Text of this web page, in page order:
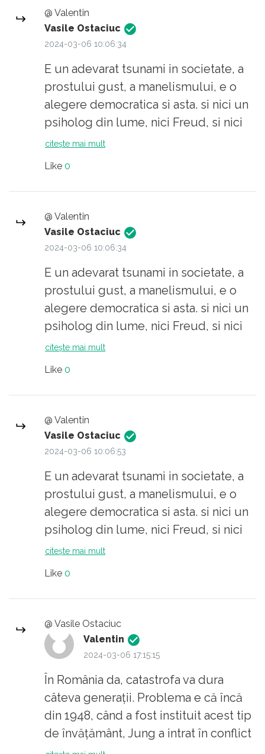
Sa citez o expresie la moda ,,Nici un
geniu nu poate convinge un prost ca
e prost.,, Nu generalizez, e vorba doar
de 80% dintre ei.
@ Valentin
Vasile Ostaciuc
2024-03-06 10:06:34
E un adevarat tsunami in societate, a
prostului gust, a manelismului, e o
alegere democratica si asta. si nici un
psiholog din lume, nici Freud, si nici
Jung, nu poate opri fenomenul. Elevii,
un fel de efort, in special intelectual.
Sa citez o expresie la moda ,,Nici un
geniu nu poate convinge un prost ca
e prost.,, Nu generalizez, e vorba doar
de 80% dintre ei.
citește mai mult
Like 0
@ Valentin
Vasile Ostaciuc
2024-03-06 10:06:34
E un adevarat tsunami in societate, a
prostului gust, a manelismului, e o
alegere democratica si asta. si nici un
psiholog din lume, nici Freud, si nici
Jung, nu poate opri fenomenul. Elevii,
un fel de efort, in special intelectual.
Sa citez o expresie la moda ,,Nici un
geniu nu poate convinge un prost ca
e prost.,, Nu generalizez, e vorba doar
de 80% dintre ei.
citește mai mult
Like 0
@ Valentin
Vasile Ostaciuc
2024-03-06 10:06:53
E un adevarat tsunami in societate, a
prostului gust, a manelismului, e o
alegere democratica si asta. si nici un
psiholog din lume, nici Freud, si nici
Jung, nu poate opri fenomenul. Elevii,
un fel de efort, in special intelectual.
Sa citez o expresie la moda ,,Nici un
geniu nu poate convinge un prost ca
e prost.,, Nu generalizez, e vorba doar
de 80% dintre ei.
citește mai mult
Like 0
@ Vasile Ostaciuc
Valentin
2024-03-06 17:15:15
În România da, catastrofa va dura
câteva generații. Problema e că încă
din 1948, când a fost instituit acest tip
de învățământ, Jung a intrat în conflict